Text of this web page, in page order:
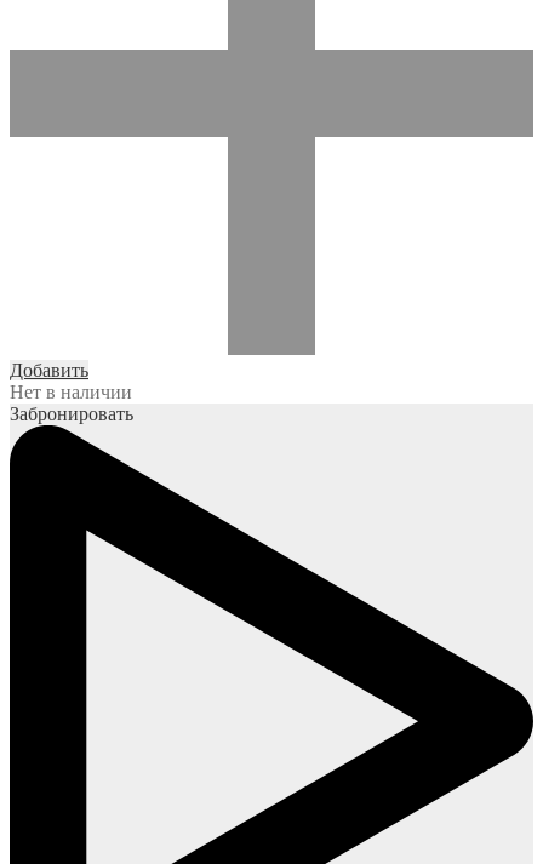
Добавить
Нет в наличии
Забронировать